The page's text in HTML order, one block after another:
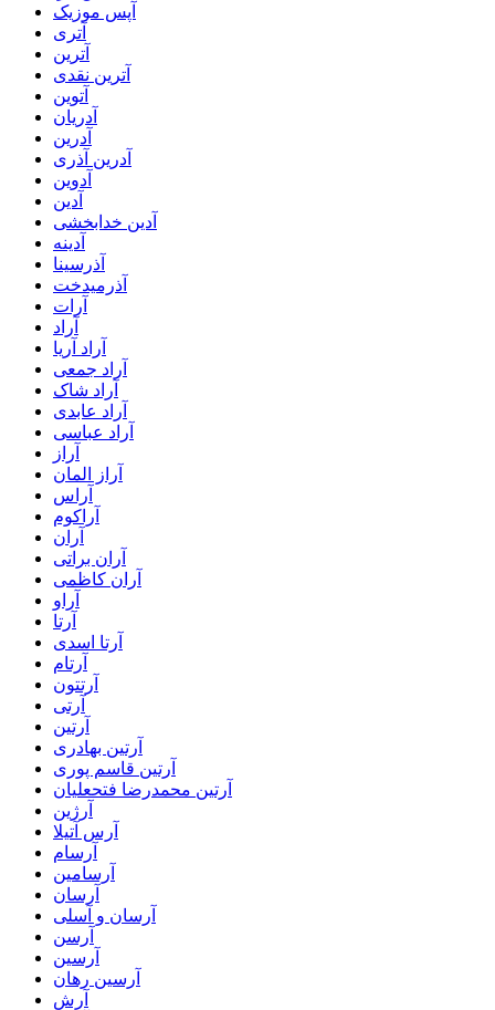
آپس موزیک
آتری
آترین
آترین نقدی
آتوین
آدریان
آدرین
آدرین آذری
آدوین
آدین
آدین خدابخشی
آدینه
آذرسینا
آذرمیدخت
آرات
آراد
آراد آریا
آراد جمعی
آراد شاک
آراد عابدی
آراد عباسی
آراز
آراز المان
آراس
آراکوم
آران
آران براتی
آران کاظمی
آراو
آرتا
آرتا اسدی
آرتام
آرتتون
آرتی
آرتین
آرتین بهادری
آرتین قاسم پوری
آرتین محمدرضا فتحعلیان
آرژین
آرس آتیلا
آرسام
آرسامین
آرسان
آرسان و آسلی
آرسن
آرسین
آرسین رهان
آرش